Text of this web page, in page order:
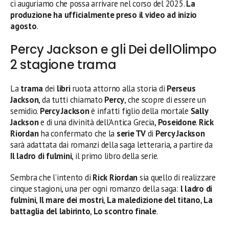
ci auguriamo che possa arrivare nel corso del 2025.La
produzione ha ufficialmente preso il video ad inizio
agosto.
Percy Jackson e gli Dei dellOlimpo
2 stagione trama
Latramadei libriruota attorno alla storia di Perseus
Jackson, da tutti chiamato Percy, che scopre di essere un
semidio. Percy Jacksonè infatti figlio della mortale Sally
Jacksone di una divinità dell’Antica Grecia, Poseidone. Rick
Riordanha confermato che la serie TVdi Percy Jackson
sarà adattata dai romanzi della saga letteraria, a partire da
Il ladro di fulmini, il primo libro della serie.
Sembra che l’intento di Rick Riordansia quello di realizzare
cinque stagioni, una per ogni romanzo della saga: l ladro di
fulmini, Il mare dei mostri, La maledizione del titano,La
battaglia del labirinto, Lo scontro finale.